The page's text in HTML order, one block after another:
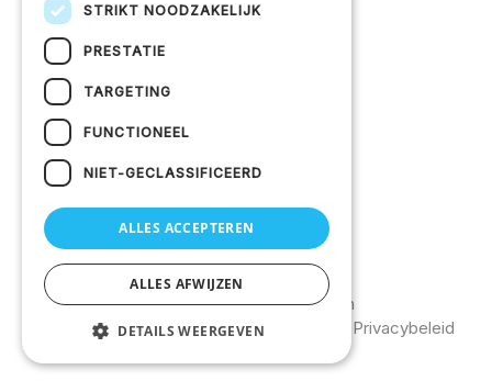
Duurzaam ondernemen
Contacteer ons
©2026Uw textiel bedrukken
Catalogus
Algemene voorwaarden Privacybeleid
STRIKT NOODZAKELIJK
PRESTATIE
TARGETING
FUNCTIONEEL
NIET-GECLASSIFICEERD
ALLES ACCEPTEREN
ALLES AFWIJZEN
DETAILS WEERGEVEN